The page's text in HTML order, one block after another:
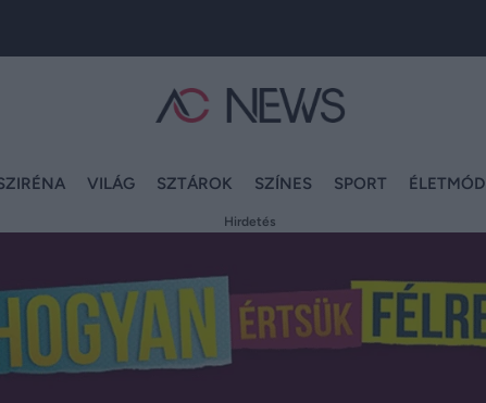
VILÁG SZTÁROK SZÍNES SPORT ÉLETMÓD
Hirdetés